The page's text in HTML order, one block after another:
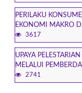
PERILAKU
EKONOMI MAKRO
3617
UPAYA
MELALUI
2741